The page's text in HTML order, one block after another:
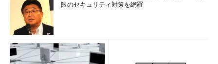
限のセキュリティ対策を網羅